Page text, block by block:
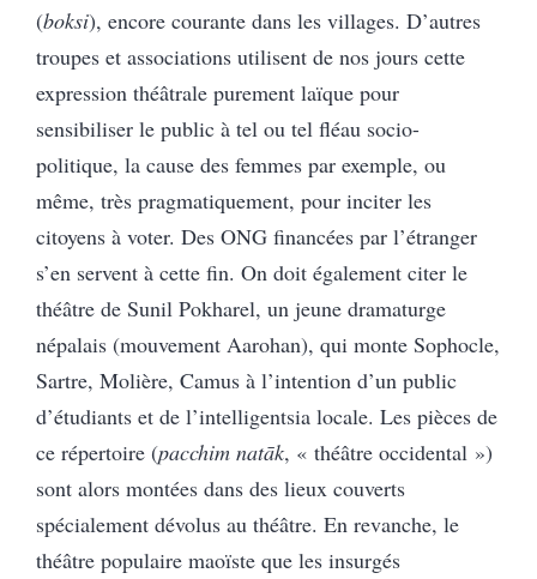
(boksi), encore courante dans les villages. D’autres
troupes et associations utilisent de nos jours cette
expression théâtrale purement laïque pour
sensibiliser le public à tel ou tel fléau socio-
politique, la cause des femmes par exemple, ou
même, très pragmatiquement, pour inciter les
citoyens à voter. Des ONG financées par l’étranger
s’en servent à cette fin. On doit également citer le
théâtre de Sunil Pokharel, un jeune dramaturge
népalais (mouvement Aarohan), qui monte Sophocle,
Sartre, Molière, Camus à l’intention d’un public
d’étudiants et de l’intelligentsia locale. Les pièces de
ce répertoire (pacchim natāk, « théâtre occidental »)
sont alors montées dans des lieux couverts
spécialement dévolus au théâtre. En revanche, le
théâtre populaire maoïste que les insurgés